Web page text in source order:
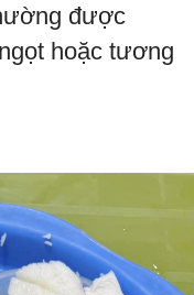
được
hoặc tương